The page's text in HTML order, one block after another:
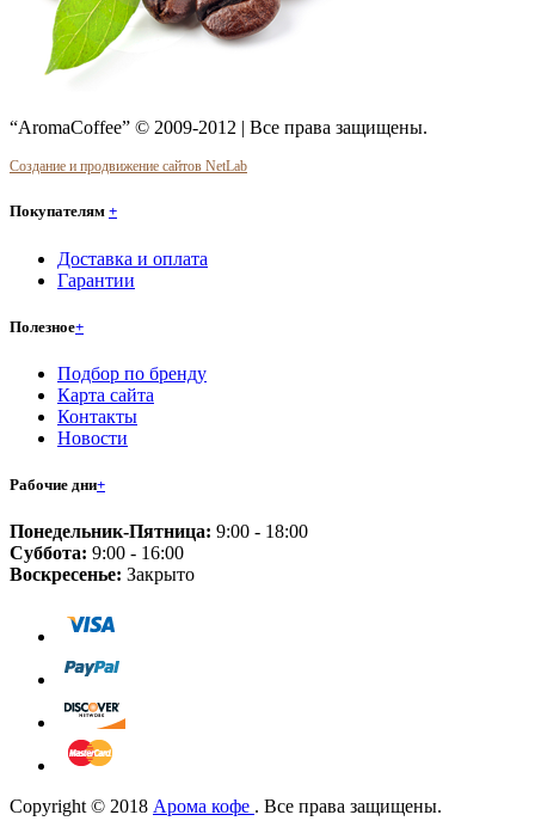
“AromaCoffee” © 2009-2012 | Все права защищены.
Создание и продвижение сайтов NetLab
Покупателям +
Доставка и оплата
Гарантии
Полезное+
Подбор по бренду
Карта сайта
Контакты
Новости
Рабочие дни+
Понедельник-Пятница: 9:00 - 18:00
Суббота: 9:00 - 16:00
Воскресенье: Закрыто
Copyright © 2018 Арома кофе . Все права защищены.